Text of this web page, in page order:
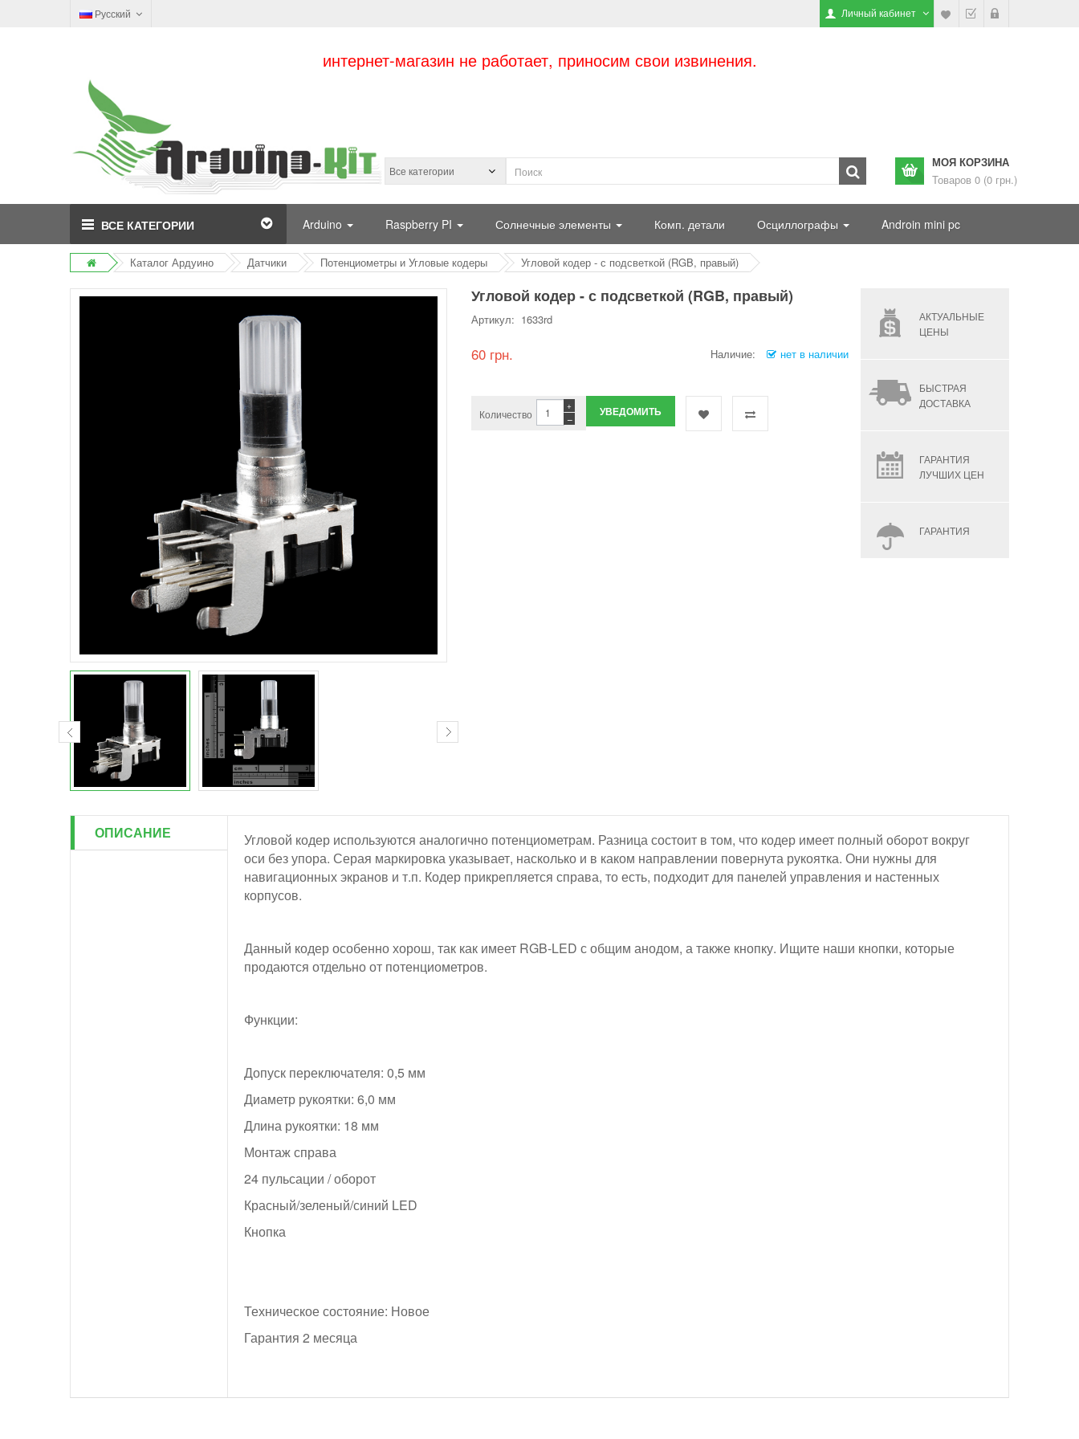
Русский Личный кабинет
интернет-магазин не работает, приносим свои извинения.
МОЯ КОРЗИНА
Товаров 0 (0 грн.)
ВСЕ КАТЕГОРИИ Arduino Raspberry PI Солнечные элементы Комп. детали Осциллографы Androin mini pc
Каталог Ардуино Датчики Потенциометры и Угловые кодеры Угловой кодер - с подсветкой (RGB, правый)
Угловой кодер - с подсветкой (RGB, правый)
Артикул: 1633rd
60 грн. Наличие: нет в наличии
Количество −
+ УВЕДОМИТЬ
АКТУАЛЬНЫЕ
ЦЕНЫ
БЫСТРАЯ
ДОСТАВКА
ГАРАНТИЯ
ЛУЧШИХ ЦЕН
ГАРАНТИЯ
ОПИСАНИЕ
Угловой кодер используются аналогично потенциометрам. Разница состоит в том, что кодер имеет полный оборот вокруг
оси без упора. Серая маркировка указывает, насколько и в каком направлении повернута рукоятка. Они нужны для
навигационных экранов и т.п. Кодер прикрепляется справа, то есть, подходит для панелей управления и настенных
корпусов.
Данный кодер особенно хорош, так как имеет RGB-LED с общим анодом, а также кнопку. Ищите наши кнопки, которые
продаются отдельно от потенциометров.
Функции:
Допуск переключателя: 0,5 мм
Диаметр рукоятки: 6,0 мм
Длина рукоятки: 18 мм
Монтаж справа
24 пульсации / оборот
Красный/зеленый/синий LED
Кнопка
Техническое состояние: Новое
Гарантия 2 месяца